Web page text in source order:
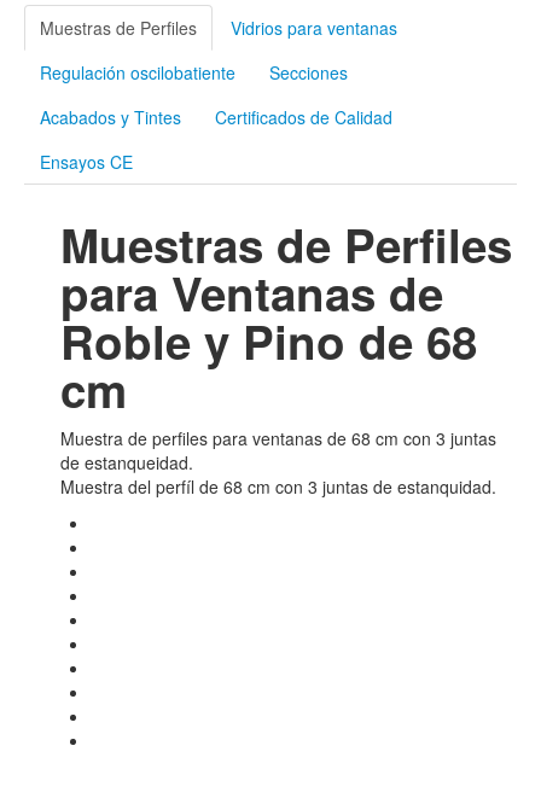
Muestras de Perfiles
Vidrios para ventanas
Regulación oscilobatiente
Secciones
Acabados y Tintes
Certificados de Calidad
Ensayos CE
Muestras de Perfiles
para Ventanas de
Roble y Pino de 68
cm
Muestra de perfiles para ventanas de 68 cm con 3 juntas
de estanqueidad.
Muestra del perfíl de 68 cm con 3 juntas de estanquidad.